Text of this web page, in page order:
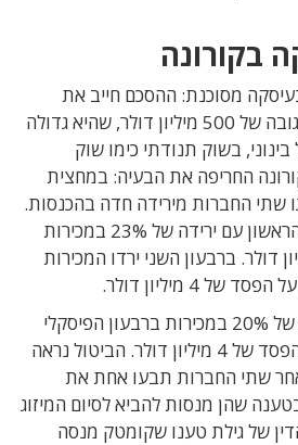
בקורונה
מסוכנת: ההסכם חייב את
קומטק לקחת הלוואה בגובה של 500 מיליון דולר, שהיא גדולה
בשוק תנודתי כימו שוק
החריפה את הבעיה: במחצית
של 2020 ספגו שתי החברות מירידה חדה בהכנסות.
גילת סיימה את הרבעון הראשון עם ירידה של 23% במכירות
של 11.7 מיליון דולר. ברבעון השני ירדו המכירות
קומטק דיווחה על ירידה של 20% במכירות ברבעון הפיסקלי
שהסתיים בסוף אפריל והפסד של 4 מיליון דולר. הביטול נראה
שתי החברות תבעו אחת את
שהן מנסות להביא לסיום המיזוג
של גילת טענו שקומטק מנסה